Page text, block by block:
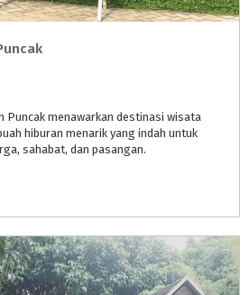
Puncak menawarkan destinasi wisata
hiburan menarik yang indah untuk
sahabat, dan pasangan.